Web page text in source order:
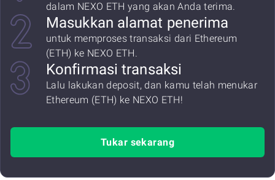
dalam NEXO ETH yang akan Anda terima.
Masukkan alamat penerima
untuk memproses transaksi dari Ethereum
(ETH) ke NEXO ETH.
Konfirmasi transaksi
Lalu lakukan deposit, dan kamu telah menukar
Ethereum (ETH) ke NEXO ETH!
Tukar sekarang